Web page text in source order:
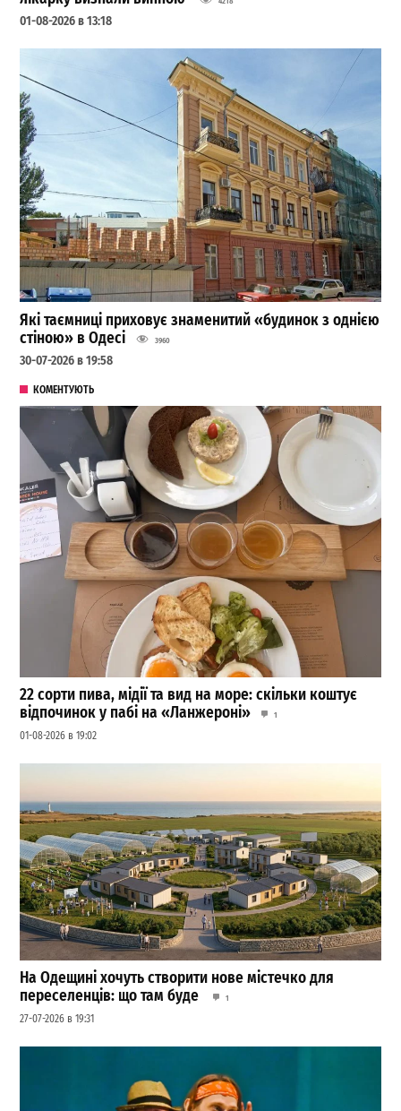
01-08-2026 в 13:18
Які таємниці приховує знаменитий «будинок з однією
стіною» в Одесі
3960
30-07-2026 в 19:58
КОМЕНТУЮТЬ
22 сорти пива, мідії та вид на море: скільки коштує
відпочинок у пабі на «Ланжероні»
1
01-08-2026 в 19:02
На Одещині хочуть створити нове містечко для
переселенців: що там буде
1
27-07-2026 в 19:31